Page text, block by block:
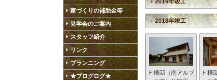
2019年竣工
2018年竣工
Ｆ様邸（南アルプ
Ｆ様
家づくりの補助金等
見学会のご案内
スタッフ紹介
リンク
プランニング
★ブログログ★